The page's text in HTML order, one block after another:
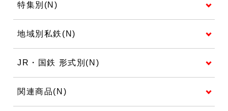
特集別(N)
地域別私鉄(N)
JR・国鉄 形式別(N)
関連商品(N)